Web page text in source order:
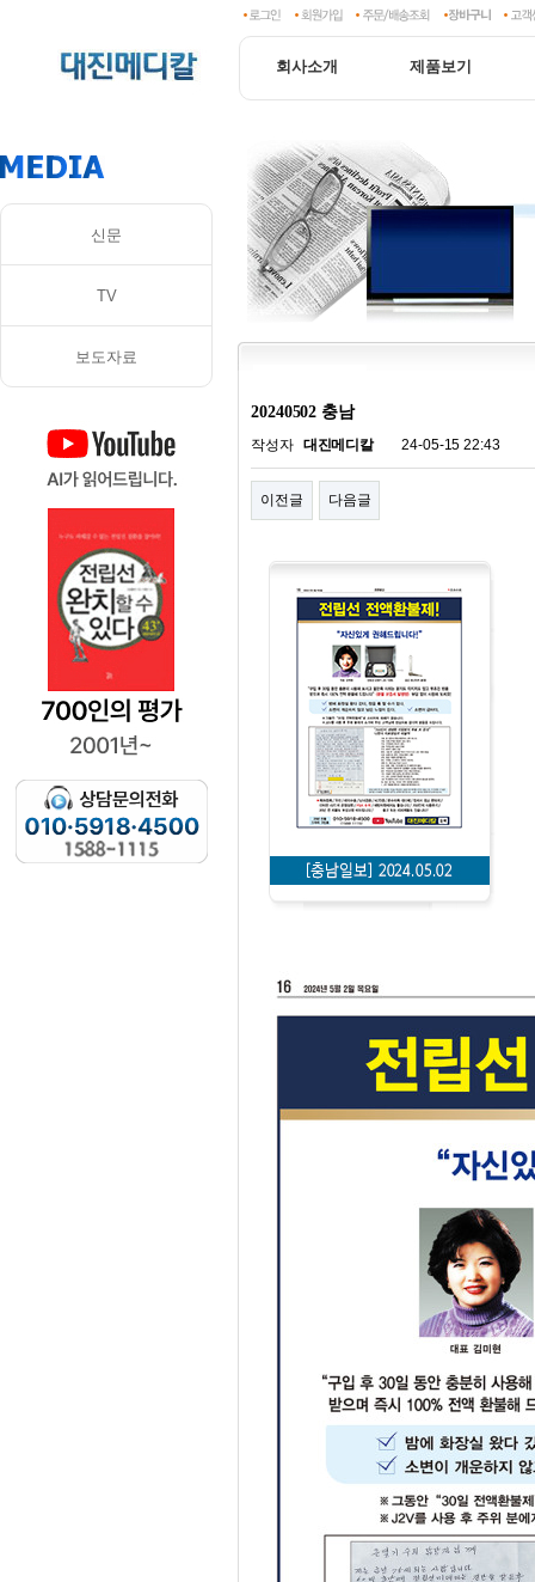
회사소개 제품보기
신문
TV
보도자료
20240502 충남
작성자 대진메디칼 24-05-15 22:43
이전글 다음글